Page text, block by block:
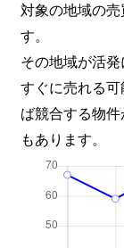
対象の地域の
す。
その地域が活
すぐに売れる
ば競合する物
もあります。